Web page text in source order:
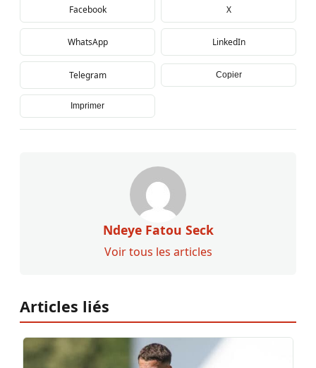
Facebook X
WhatsApp LinkedIn
Telegram Copier
Imprimer
Ndeye Fatou Seck
Voir tous les articles
Articles liés